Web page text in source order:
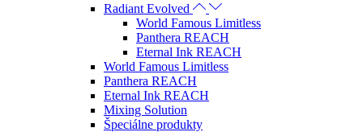
Radiant Evolved
World Famous Limitless
Panthera REACH
Eternal Ink REACH
World Famous Limitless
Panthera REACH
Eternal Ink REACH
Mixing Solution
Špeciálne produkty